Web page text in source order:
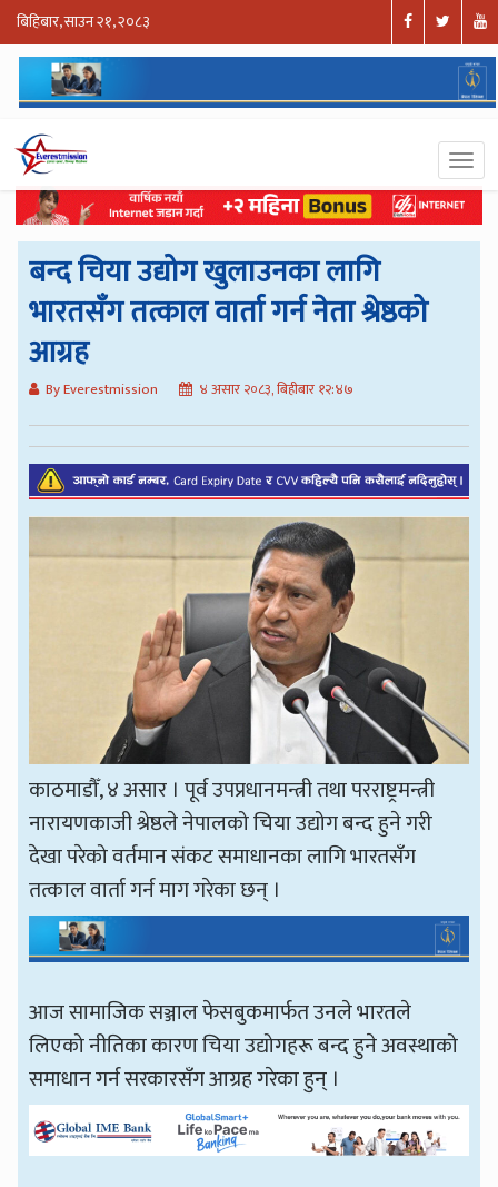
बिहिबार, साउन २१, २०८३
बन्द चिया उद्योग खुलाउनका लागि
भारतसँग तत्काल वार्ता गर्न नेता श्रेष्ठको
आग्रह
By Everestmission ४ असार २०८३, बिहीबार १२:४७
काठमाडौँ, ४ असार । पूर्व उपप्रधानमन्त्री तथा परराष्ट्रमन्त्री
नारायणकाजी श्रेष्ठले नेपालको चिया उद्योग बन्द हुने गरी
देखा परेको वर्तमान संकट समाधानका लागि भारतसँग
तत्काल वार्ता गर्न माग गरेका छन् ।
आज सामाजिक सञ्जाल फेसबुकमार्फत उनले भारतले
लिएको नीतिका कारण चिया उद्योगहरू बन्द हुने अवस्थाको
समाधान गर्न सरकारसँग आग्रह गरेका हुन् ।